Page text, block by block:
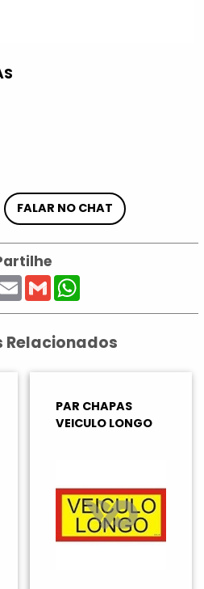
FALAR NO CHAT
EmailGmail
Relacionados
PAR CHAPAS
VEICULO LONGO